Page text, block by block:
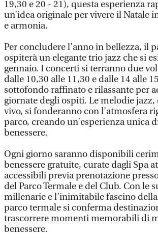
19,30 e 20 - 21), questa esperienza
un’idea originale per vivere il Natale
e armonia.
Per concludere l’anno in bellezza, il
ospiterà un elegante trio jazz che si
gennaio. I concerti si terranno due
dalle 10,30 alle 11,30 e dalle 14 alle
sottofondo raffinato e rilassante per
giornate degli ospiti. Le melodie jazz,
vivo, si fonderanno con l’atmosfera
parco, creando un’esperienza unica
benessere.
Ogni giorno saranno disponibili
benessere gratuite, curate dagli Spa
accessibili previa prenotazione
del Parco Termale e del Club. Con le
millenarie e l’inimitabile fascino
parco termale si conferma
trascorrere momenti memorabili di
benessere.